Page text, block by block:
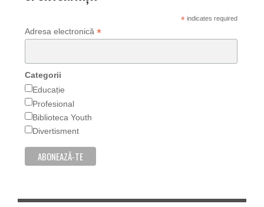
*indicates required
Adresa electronică *
Categorii
Educație
Profesional
Biblioteca Youth
Divertisment